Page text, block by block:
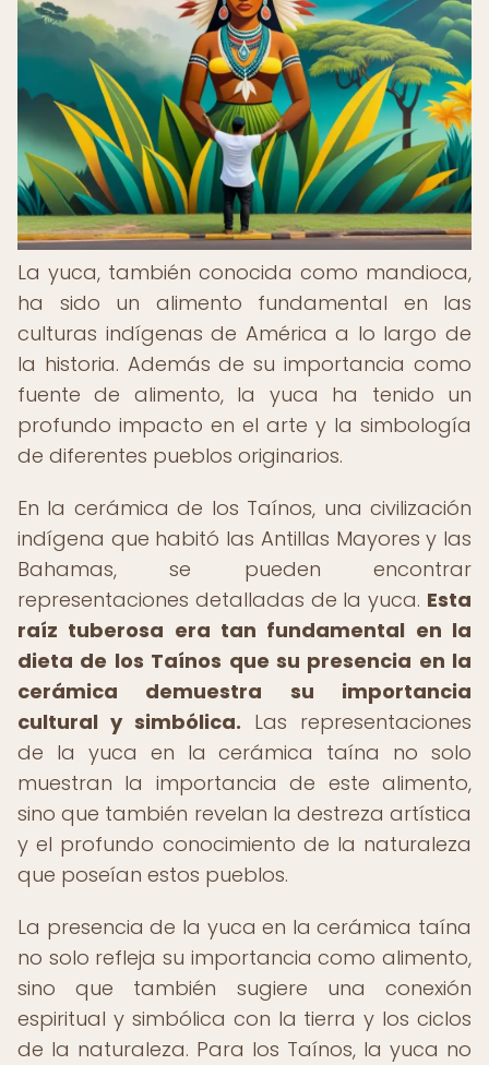
La yuca, también conocida como mandioca,
ha sido un alimento fundamental en las
culturas indígenas de América a lo largo de
la historia. Además de su importancia como
fuente de alimento, la yuca ha tenido un
profundo impacto en el arte y la simbología
de diferentes pueblos originarios.
En la cerámica de los Taínos, una civilización
indígena que habitó las Antillas Mayores y las
Bahamas, se pueden encontrar
representaciones detalladas de la yuca. Esta
raíz tuberosa era tan fundamental en la
dieta de los Taínos que su presencia en la
cerámica demuestra su importancia
cultural y simbólica. Las representaciones
de la yuca en la cerámica taína no solo
muestran la importancia de este alimento,
sino que también revelan la destreza artística
y el profundo conocimiento de la naturaleza
que poseían estos pueblos.
La presencia de la yuca en la cerámica taína
no solo refleja su importancia como alimento,
sino que también sugiere una conexión
espiritual y simbólica con la tierra y los ciclos
de la naturaleza. Para los Taínos, la yuca no